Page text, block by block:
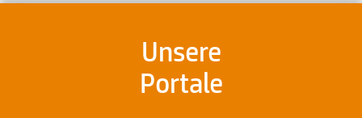
Unsere
Portale